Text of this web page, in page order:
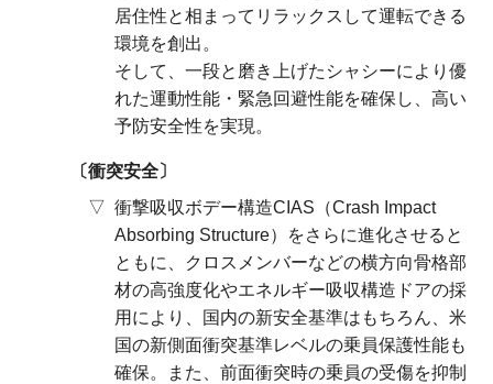
居住性と相まってリラックスして運転できる
環境を創出。
そして、一段と磨き上げたシャシーにより優
れた運動性能・緊急回避性能を確保し、高い
予防安全性を実現。
衝突安全
衝撃吸収ボデー構造CIAS（Crash Impact
Absorbing Structure）をさらに進化させると
ともに、クロスメンバーなどの横方向骨格部
材の高強度化やエネルギー吸収構造ドアの採
用により、国内の新安全基準はもちろん、米
国の新側面衝突基準レベルの乗員保護性能も
確保。また、前面衝突時の乗員の受傷を抑制